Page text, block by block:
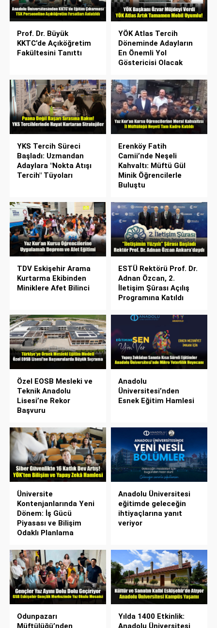
Prof. Dr. Büyük
KKTC’de Açıköğretim
Fakültesini Tanıttı
YÖK Atlas Tercih
Döneminde Adayların
En Önemli Yol
Göstericisi Olacak
YKS Tercih Süreci
Başladı: Uzmandan
Adaylara "Nokta Atışı
Tercih" Tüyoları
Erenköy Fatih
Camii’nde Neşeli
Kahvaltı: Müftü Gül
Minik Öğrencilerle
Buluştu
TDV Eskişehir Arama
Kurtarma Ekibinden
Miniklere Afet Bilinci
ESTÜ Rektörü Prof. Dr.
Adnan Özcan, 2.
İletişim Şûrası Açılış
Programına Katıldı
Özel EOSB Mesleki ve
Teknik Anadolu
Lisesi’ne Rekor
Başvuru
Anadolu
Üniversitesi’nden
Esnek Eğitim Hamlesi
Üniversite
Kontenjanlarında Yeni
Dönem: İş Gücü
Piyasası ve Bilişim
Odaklı Planlama
Anadolu Üniversitesi
eğitimde geleceğin
ihtiyaçlarına yanıt
veriyor
Odunpazarı
Müftülüğü’nden
Yılda 1400 Etkinlik:
Anadolu Üniversitesi